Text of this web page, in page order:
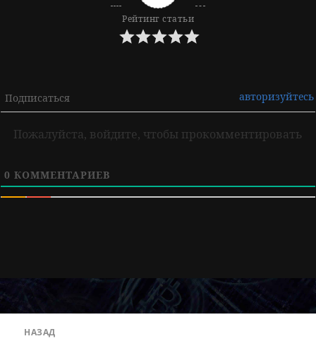
Рейтинг статьи
Подписаться авторизуйтесь
Пожалуйста, войдите, чтобы прокомментировать
0 КОММЕНТАРИЕВ
НАЗАД